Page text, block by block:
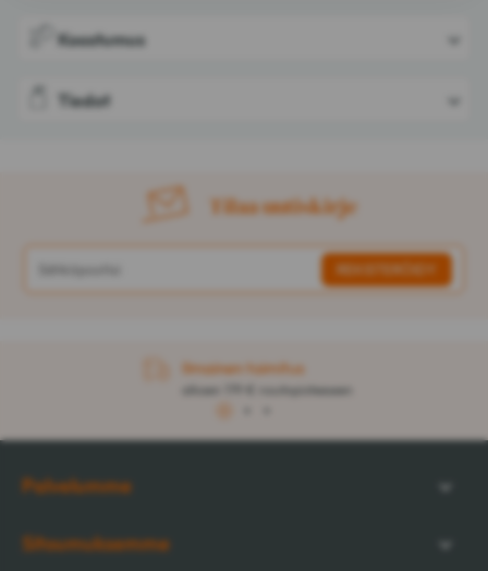
Koostumus
Tiedot
Tilaa uutiskirje
Ilmainen toimitus
alkaen 179 € noutopisteeseen
1
Palvelumme
Sitoumuksemme